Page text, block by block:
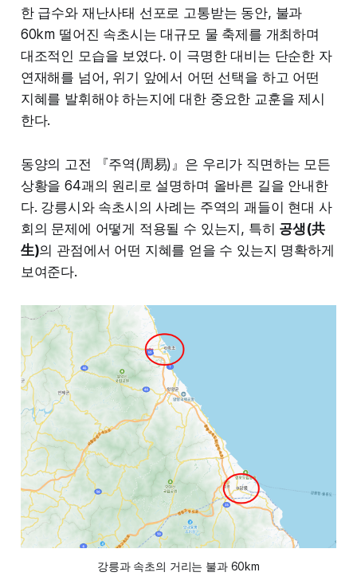
한 급수와 재난사태 선포로 고통받는 동안, 불과
60km 떨어진 속초시는 대규모 물 축제를 개최하며
대조적인 모습을 보였다. 이 극명한 대비는 단순한 자
연재해를 넘어, 위기 앞에서 어떤 선택을 하고 어떤
지혜를 발휘해야 하는지에 대한 중요한 교훈을 제시
한다.
동양의 고전 『주역(周易)』은 우리가 직면하는 모든
상황을 64괘의 원리로 설명하며 올바른 길을 안내한
다. 강릉시와 속초시의 사례는 주역의 괘들이 현대 사
회의 문제에 어떻게 적용될 수 있는지, 특히 공생(共
生)의 관점에서 어떤 지혜를 얻을 수 있는지 명확하게
보여준다.
강릉과 속초의 거리는 불과 60km